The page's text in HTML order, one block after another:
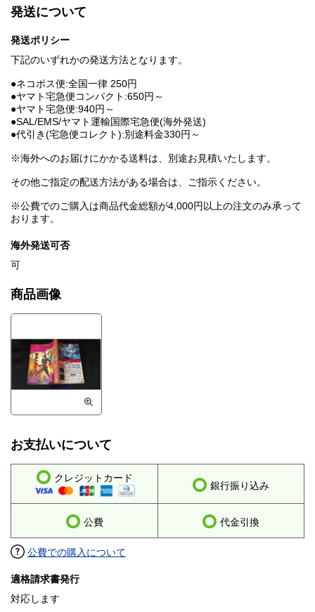
発送について
発送ポリシー
下記のいずれかの発送方法となります。
●ネコポス便:全国一律 250円
●ヤマト宅急便コンパクト:650円～
●ヤマト宅急便:940円～
●SAL/EMS/ヤマト運輸国際宅急便(海外発送)
●代引き(宅急便コレクト):別途料金330円～
※海外へのお届けにかかる送料は、別途お見積いたします。
その他ご指定の配送方法がある場合は、ご指示ください。
※公費でのご購入は商品代金総額が4,000円以上の注文のみ承って
おります。
海外発送可否
可
商品画像
お支払いについて
クレジットカード
銀行振り込み
公費 代金引換
公費での購入について
適格請求書発行
対応します